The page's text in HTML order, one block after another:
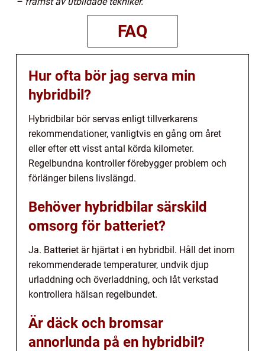
FAQ
Hur ofta bör jag serva min
hybridbil?
Hybridbilar bör servas enligt tillverkarens
rekommendationer, vanligtvis en gång om året
eller efter ett visst antal körda kilometer.
Regelbundna kontroller förebygger problem och
förlänger bilens livslängd.
Behöver hybridbilar särskild
omsorg för batteriet?
Ja. Batteriet är hjärtat i en hybridbil. Håll det inom
rekommenderade temperaturer, undvik djup
urladdning och överladdning, och låt verkstad
kontrollera hälsan regelbundet.
Är däck och bromsar
annorlunda på en hybridbil?